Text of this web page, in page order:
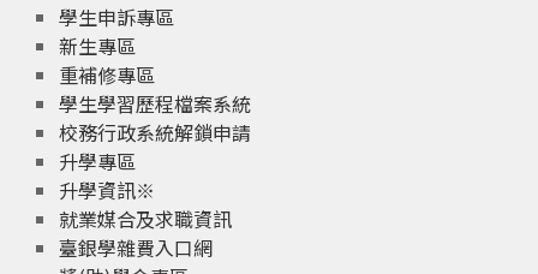
學生申訴專區
新生專區
重補修專區
學生學習歷程檔案系統
校務行政系統解鎖申請
升學專區
升學資訊※
就業媒合及求職資訊
臺銀學雜費入口網